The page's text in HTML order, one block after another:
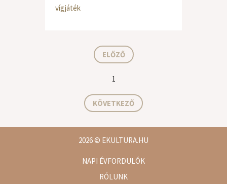
vígjáték
ELŐZŐ
1
KÖVETKEZŐ
2026© EKULTURA.HU
NAPI ÉVFORDULÓK
RÓLUNK